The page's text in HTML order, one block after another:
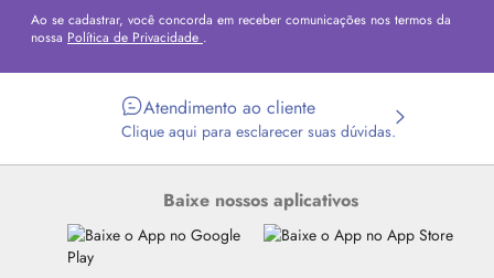
Ao se cadastrar, você concorda em receber comunicações nos termos da
nossa Política de Privacidade .
Atendimento ao cliente
Clique aqui para esclarecer suas dúvidas.
Baixe nossos aplicativos